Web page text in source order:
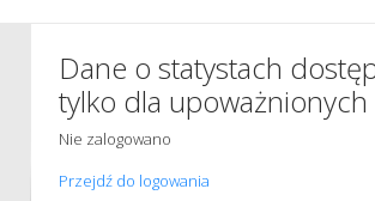
Dane o statystach
tylko dla upoważnionych
Nie zalogowano
Przejdź do logowania